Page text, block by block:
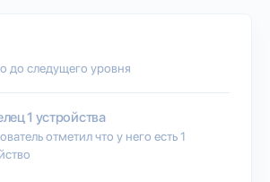
до следущего уровня
1 устройства
отметил что у него есть 1